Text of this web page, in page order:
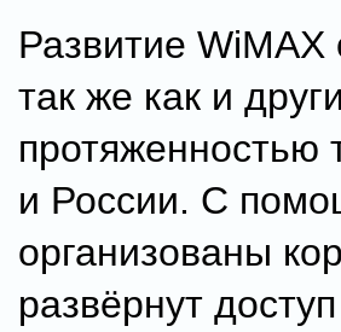
Развитие
так же как и
протяженностью
и России. С
организованы
развёрнут